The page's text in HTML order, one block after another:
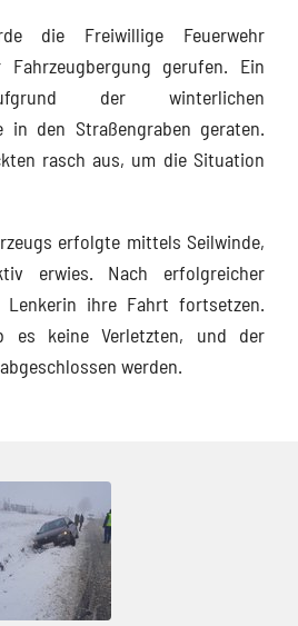
die Freiwillige Feuerwehr
gerufen. Ein
der winterlichen
in den Straßengraben geraten.
rasch aus, um die Situation
erfolgte mittels Seilwinde,
erwies. Nach erfolgreicher
ihre Fahrt fortsetzen.
es keine Verletzten, und der
werden.